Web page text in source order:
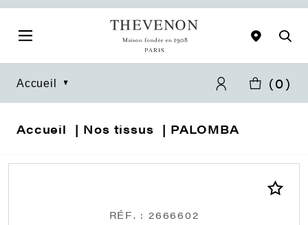
Accueil (0)
Accueil Nos tissus PALOMBA
RÉF. : 2666602